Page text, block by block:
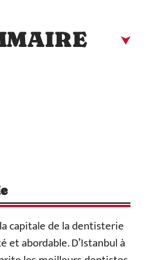
capitale de la dentisterie
et abordable. D’Istanbul à